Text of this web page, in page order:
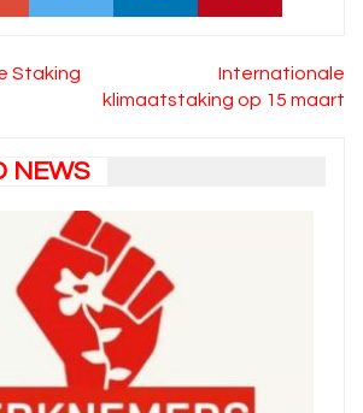
Staking
Internationale
klimaatstaking op 15 maart
NEWS